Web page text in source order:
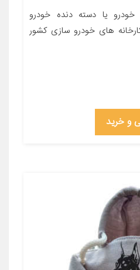
یا دسته دنده خودرو
های خودرو سازی کشور
و خرید